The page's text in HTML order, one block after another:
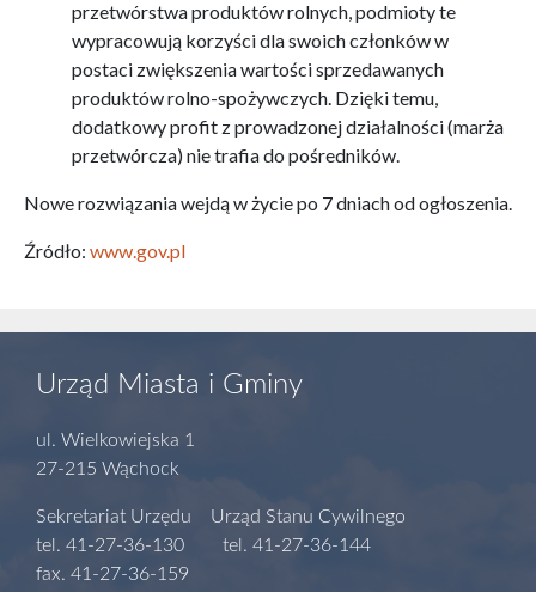
przetwórstwa produktów rolnych, podmioty te
wypracowują korzyści dla swoich członków w
postaci zwiększenia wartości sprzedawanych
produktów rolno-spożywczych. Dzięki temu,
dodatkowy profit z prowadzonej działalności (marża
przetwórcza) nie trafia do pośredników.
Nowe rozwiązania wejdą w życie po 7 dniach od ogłoszenia.
Źródło: www.gov.pl
Urząd Miasta i Gminy
ul. Wielkowiejska 1
27-215 Wąchock
Sekretariat Urzędu Urząd Stanu Cywilnego
tel. 41-27-36-130 tel. 41-27-36-144
fax. 41-27-36-159